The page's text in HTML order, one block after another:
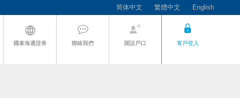
简体中文 繁體中文 English
國泰海通證券 聯絡我們 開設戶口 客戶登入